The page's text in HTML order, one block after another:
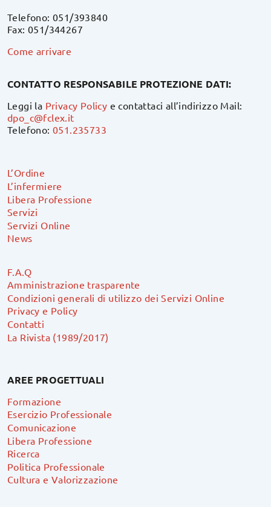
Telefono: 051/393840
Fax: 051/344267
Come arrivare
CONTATTO RESPONSABILE PROTEZIONE DATI:
Leggi la Privacy Policy e contattaci all’indirizzo Mail:
dpo_c@fclex.it
Telefono:051.235733
L’Ordine
L’infermiere
Libera Professione
Servizi
Servizi Online
News
F.A.Q
Amministrazione trasparente
Condizioni generali di utilizzo dei Servizi Online
Privacy e Policy
Contatti
La Rivista (1989/2017)
AREE PROGETTUALI
Formazione
Esercizio Professionale
Comunicazione
Libera Professione
Ricerca
Politica Professionale
Cultura e Valorizzazione